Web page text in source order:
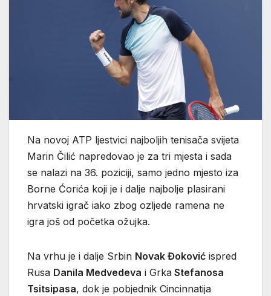
Na novoj ATP ljestvici najboljih tenisača svijeta
Marin Čilić napredovao je za tri mjesta i sada
se nalazi na 36. poziciji, samo jedno mjesto iza
Borne Ćorića koji je i dalje najbolje plasirani
hrvatski igrač iako zbog ozljede ramena ne
igra još od početka ožujka.
Na vrhu je i dalje Srbin Novak Đoković ispred
Rusa Danila Medvedeva i Grka Stefanosa
Tsitsipasa, dok je pobjednik Cincinnatija